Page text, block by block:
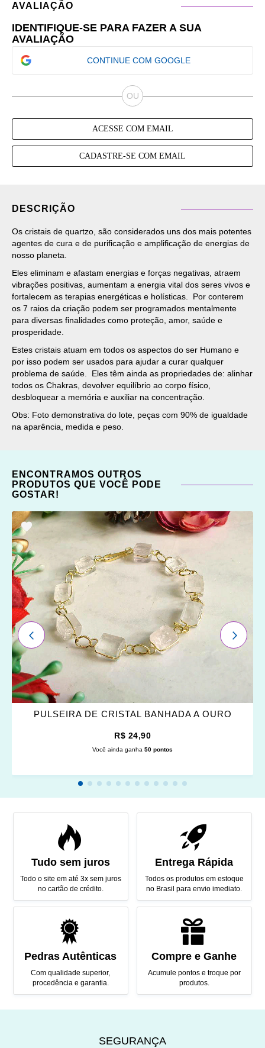
AVALIAÇÃO
IDENTIFIQUE-SE PARA FAZER A SUA
AVALIAÇÃO
CONTINUE COM GOOGLE
ACESSE COM EMAIL
CADASTRE-SE COM EMAIL
DESCRIÇÃO
Os cristais de quartzo, são considerados uns dos mais potentes
agentes de cura e de purificação e amplificação de energias de
nosso planeta.
Eles eliminam e afastam energias e forças negativas, atraem
vibrações positivas, aumentam a energia vital dos seres vivos e
fortalecem as terapias energéticas e holísticas. Por conterem
os 7 raios da criação podem ser programados mentalmente
para diversas finalidades como proteção, amor, saúde e
prosperidade.
Estes cristais atuam em todos os aspectos do ser Humano e
por isso podem ser usados para ajudar a curar qualquer
problema de saúde. Eles têm ainda as propriedades de: alinhar
todos os Chakras, devolver equilíbrio ao corpo físico,
desbloquear a memória e auxiliar na concentração.
Obs: Foto demonstrativa do lote, peças com 90% de igualdade
na aparência, medida e peso.
ENCONTRAMOS OUTROS
PRODUTOS QUE VOCÊ PODE
GOSTAR!
ADICIONAR
FAVORITOS
PULSEIRA DE CRISTAL BANHADA A OURO
R$ 24,90
Você ainda ganha 50 pontos
ANTERIOR
Tudo sem juros
Todo o site em até 3x sem juros
no cartão de crédito.
Entrega Rápida
Todos os produtos em estoque
no Brasil para envio imediato.
Pedras Autênticas
Com qualidade superior,
procedência e garantia.
Compre e Ganhe
Acumule pontos e troque por
produtos.
SEGURANÇA